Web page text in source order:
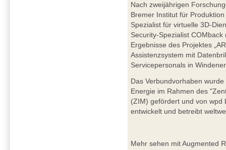
Nach zweijährigen
Bremer Institut für
Spezialist für virtuelle 3D-
Security-Spezialist
Ergebnisse des Projektes
Assistenzsystem mit
Servicepersonals in
Das Verbundvorhaben
Energie im Rahmen des
(ZIM) gefördert und von wpd
entwickelt und betreibt
Mehr sehen mit Augmented